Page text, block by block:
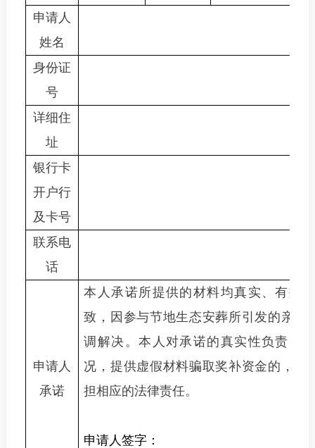
申请人
姓名
身份证
号
详细住
址
银行卡
开户行
及卡号
联系电
话
申请人
承诺
本人承诺所提供的材料均真实、有效
致，因参与节地生态安葬所引发的亲属
调解决。本人对承诺的真实性负责，
况，提供虚假材料骗取奖补资金的，全
担相应的法律责任。
申请人签字：